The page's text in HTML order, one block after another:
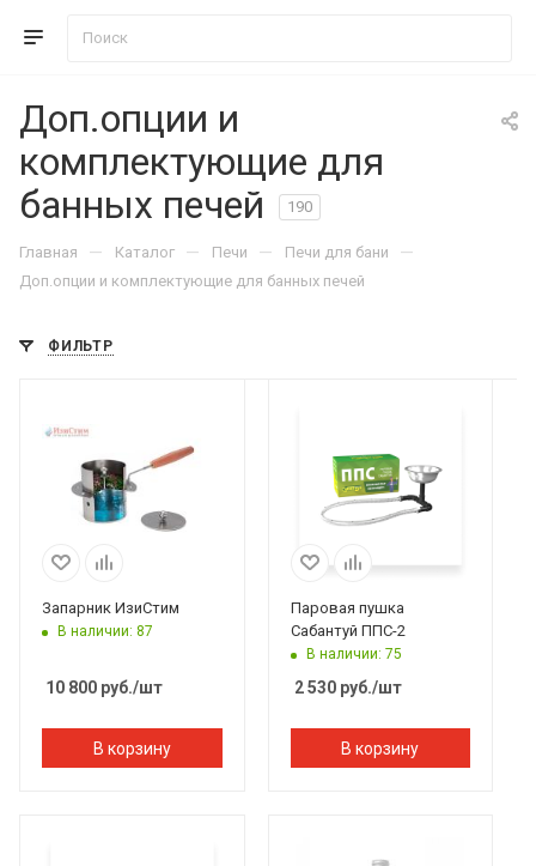
Доп.опции и
комплектующие для
банных печей
190
Главная — Каталог — Печи — Печи для бани —
Доп.опции и комплектующие для банных печей
ФИЛЬТР
Запарник ИзиСтим
В наличии: 87
10 800 руб./шт
В корзину
Паровая пушка
Сабантуй ППС-2
В наличии: 75
2 530руб./шт
В корзину